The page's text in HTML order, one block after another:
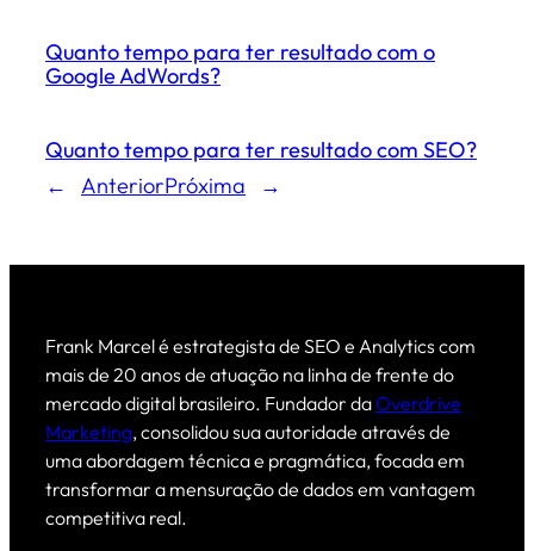
Quanto tempo para ter resultado com o
Google AdWords?
Quanto tempo para ter resultado com SEO?
←
AnteriorPróxima →
Frank Marcel é estrategista de SEO e Analytics com
mais de 20 anos de atuação na linha de frente do
mercado digital brasileiro. Fundador daOverdrive
Marketing, consolidou sua autoridade através de
uma abordagem técnica e pragmática, focada em
transformar a mensuração de dados em vantagem
competitiva real.